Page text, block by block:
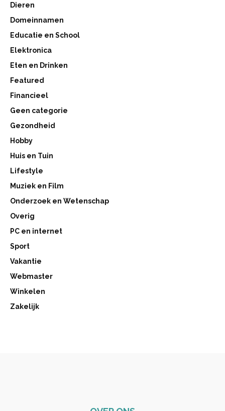
Dieren
Domeinnamen
Educatie en School
Elektronica
Eten en Drinken
Featured
Financieel
Geen categorie
Gezondheid
Hobby
Huis en Tuin
Lifestyle
Muziek en Film
Onderzoek en Wetenschap
Overig
PC en internet
Sport
Vakantie
Webmaster
Winkelen
Zakelijk